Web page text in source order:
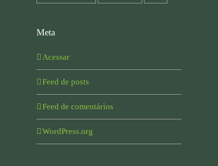
Meta
Acessar
Feed de posts
Feed de comentários
WordPress.org